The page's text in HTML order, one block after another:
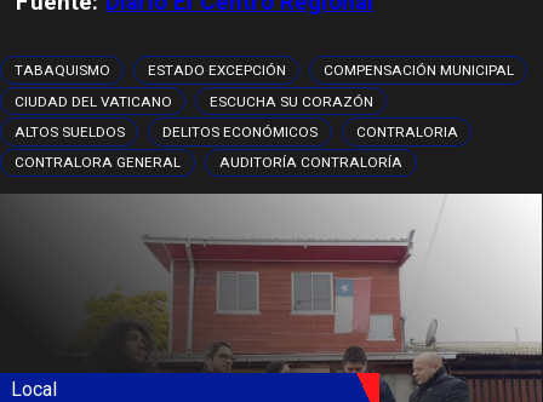
TABAQUISMO ESTADO EXCEPCIÓN
COMPENSACIÓN MUNICIPAL
CIUDAD DEL VATICANO
ESCUCHA SU CORAZÓN
ALTOS SUELDOS
DELITOS ECONÓMICOS
CONTRALORIA
CONTRALORA GENERAL
AUDITORÍA CONTRALORÍA
Local